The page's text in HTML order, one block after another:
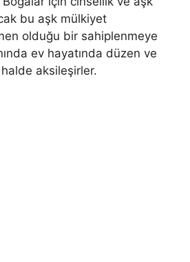
bu aşk mülkiyet
olduğu bir sahiplenmeye
ev hayatında düzen ve
aksileşirler.